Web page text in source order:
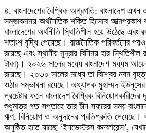
৪. বাংলাদেশের বৈশ্বিক অগ্রগতি: বাংলাদেশ
সম্ভাবনাময় অর্থনৈতিক শক্তি হিসেবে
বাংলাদেশের অর্থনীতি স্থিতিশীল হয়ে উঠেছে এবং
শতাংশ বৃদ্ধি পেয়েছে। রাজনৈতিক পরিবর্তনের
রয়েছে এবং স্থানীয় মুদ্রার বিনিময় হার
টাকা)। ২০২৬ সালের মধ্যে বাংলাদেশ মধ্যম
রয়েছে। ২০৩০ সালের মধ্যে তা বিশ্বের নবম
ওঠার সম্ভাবনা রয়েছে।অধ্যাপক মুহাম্মদ
প্রচেষ্টার ফলে বাংলাদেশ বৈশ্বিক
শুধুমাত্র গত সপ্তাহে তার চীন সফরের সময়
ঋণ, বিনিয়োগ ও অনুদানের প্রতিশ্রুতি পেয়েছে।
অনুষ্ঠিত হতে যাচ্ছে ‘ইনভেস্টরস কনফারেন্স’,